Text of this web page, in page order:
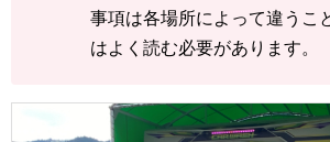
事項は各場所によって違うこ
はよく読む必要があります。